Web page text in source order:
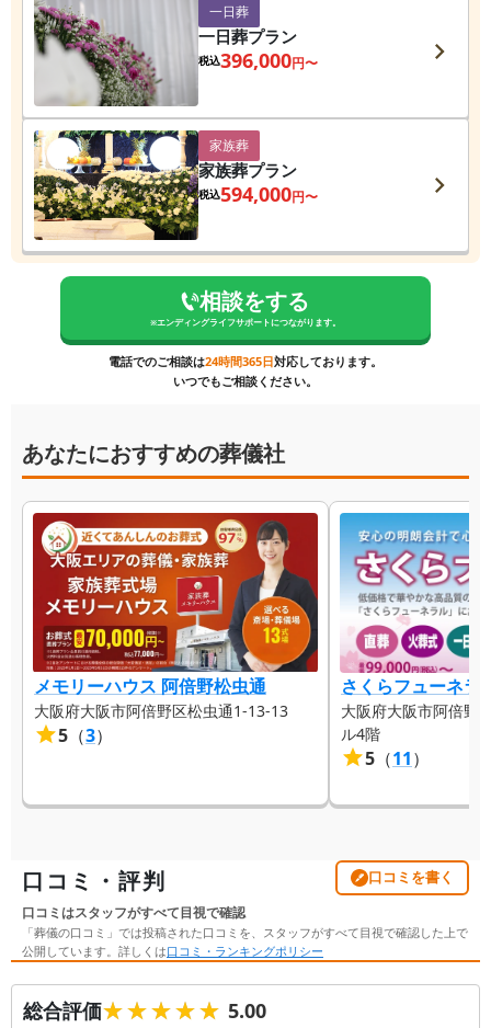
一日葬
一日葬プラン
税込396,000円〜
家族葬
家族葬プラン
税込594,000円〜
相談をする
※エンディングライフサポートにつながります。
電話でのご相談は24時間365日対応しております。
いつでもご相談ください。
あなたにおすすめの葬儀社
メモリーハウス 阿倍野松虫通
大阪府大阪市阿倍野区松虫通1-13-13
5 （3）
さくらフューネラ
大阪府大阪市阿倍野
ル4階
5 （11）
口コミ・評判 口コミを書く
口コミはスタッフがすべて目視で確認
「葬儀の口コミ」では投稿された口コミを、スタッフがすべて目視で確認した上で
公開しています。詳しくは口コミ・ランキングポリシー
総合評価★★★★★
★★★★★ 5.00